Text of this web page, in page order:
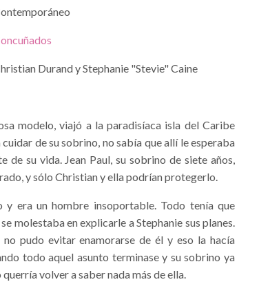
Durand y Stephanie "Stevie" Caine
modelo, viajó a la paradisíaca isla del Caribe
de su sobrino, no sabía que allí le esperaba
de su vida. Jean Paul, su sobrino de siete años,
y sólo Christian y ella podrían protegerlo.
era un hombre insoportable. Todo tenía que
molestaba en explicarle a Stephanie sus planes.
pudo evitar enamorarse de él y eso la hacía
todo aquel asunto terminase y su sobrino ya
volver a saber nada más de ella.